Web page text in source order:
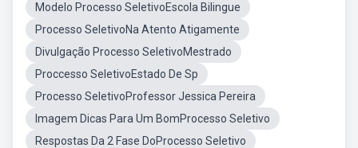
Modelo Processo SeletivoEscola Bilingue
Processo SeletivoNa Atento Atigamente
Divulgação Processo SeletivoMestrado
Proccesso SeletivoEstado De Sp
Processo SeletivoProfessor Jessica Pereira
Imagem Dicas Para Um BomProcesso Seletivo
Respostas Da 2 Fase DoProcesso Seletivo